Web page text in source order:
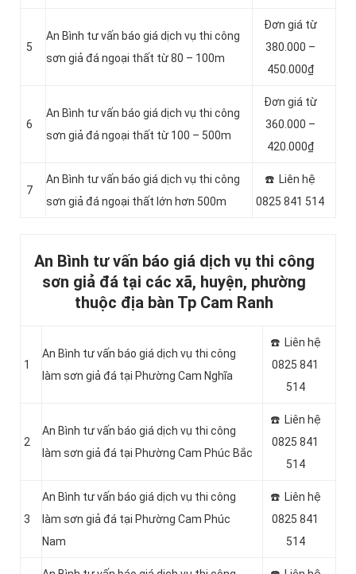
5
An Bình tư vấn báo giá dịch vụ thi công
sơn giả đá ngoại thất từ 80 – 100m
Đơn giá từ
380.000 –
450.000₫
6
An Bình tư vấn báo giá dịch vụ thi công
sơn giả đá ngoại thất từ 100 – 500m
Đơn giá từ
360.000 –
420.000₫
7
An Bình tư vấn báo giá dịch vụ thi công
sơn giả đá ngoại thất lớn hơn 500m
☎️ Liên hệ
0825 841 514
An Bình tư vấn báo giá dịch vụ thi công
sơn giả đá tại các xã, huyện, phường
thuộc địa bàn Tp Cam Ranh
1
An Bình tư vấn báo giá dịch vụ thi công
làm sơn giả đá tại Phường Cam Nghĩa
☎️ Liên hệ
0825 841
514
2
An Bình tư vấn báo giá dịch vụ thi công
làm sơn giả đá tại Phường Cam Phúc Bắc
☎️ Liên hệ
0825 841
514
3
An Bình tư vấn báo giá dịch vụ thi công
làm sơn giả đá tại Phường Cam Phúc
Nam
☎️ Liên hệ
0825 841
514